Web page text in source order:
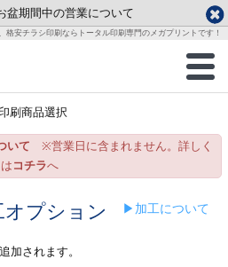
盆期間中の営業について
格安チラシ印刷ならトータル印刷専門のメガプリントです！
商品一覧
利用ガイド
成ガイド
ンプレート
土
1
8
15
29
商品選択
いて ※営業日に含まれません。詳しく
は コチラへ
オプション ▶加工について
加されます。